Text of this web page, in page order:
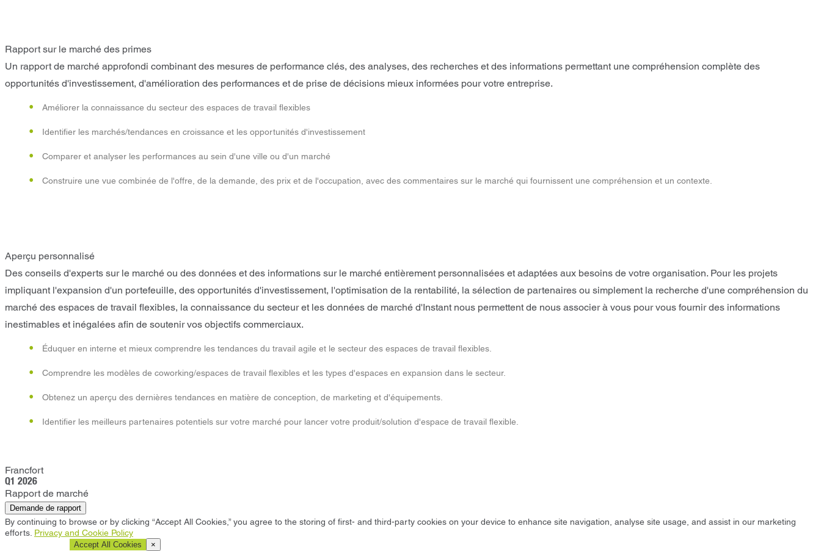
Rapport sur le marché des primes
Un rapport de marché approfondi combinant des mesures de performance clés, des analyses, des recherches et des informations permettant une compréhension complète des
opportunités d'investissement, d'amélioration des performances et de prise de décisions mieux informées pour votre entreprise.
Améliorer la connaissance du secteur des espaces de travail flexibles
Identifier les marchés/tendances en croissance et les opportunités d'investissement
Comparer et analyser les performances au sein d'une ville ou d'un marché
Construire une vue combinée de l'offre, de la demande, des prix et de l'occupation, avec des commentaires sur le marché qui fournissent une compréhension et un contexte.
Aperçu personnalisé
Des conseils d'experts sur le marché ou des données et des informations sur le marché entièrement personnalisées et adaptées aux besoins de votre organisation. Pour les projets
impliquant l'expansion d'un portefeuille, des opportunités d'investissement, l'optimisation de la rentabilité, la sélection de partenaires ou simplement la recherche d'une compréhension du
marché des espaces de travail flexibles, la connaissance du secteur et les données de marché d'Instant nous permettent de nous associer à vous pour vous fournir des informations
inestimables et inégalées afin de soutenir vos objectifs commerciaux.
Éduquer en interne et mieux comprendre les tendances du travail agile et le secteur des espaces de travail flexibles.
Comprendre les modèles de coworking/espaces de travail flexibles et les types d'espaces en expansion dans le secteur.
Obtenez un aperçu des dernières tendances en matière de conception, de marketing et d'équipements.
Identifier les meilleurs partenaires potentiels sur votre marché pour lancer votre produit/solution d'espace de travail flexible.
Francfort
Q1 2026
Rapport de marché
Demande de rapport
By continuing to browse or by clicking “Accept All Cookies,” you agree to the storing of first- and third-party cookies on your device to enhance site navigation, analyse site usage, and assist in our marketing
efforts. Privacy and Cookie Policy
Accept All Cookies ×